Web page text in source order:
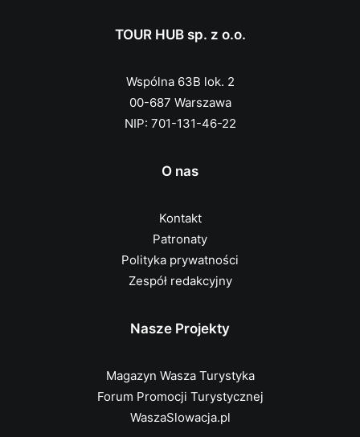
TOUR HUB sp. z o.o.
Wspólna 63B lok. 2
00-687 Warszawa
NIP: 701-131-46-22
O nas
Kontakt
Patronaty
Polityka prywatności
Zespół redakcyjny
Nasze Projekty
Magazyn Wasza Turystyka
Forum Promocji Turystycznej
WaszaSlowacja.pl